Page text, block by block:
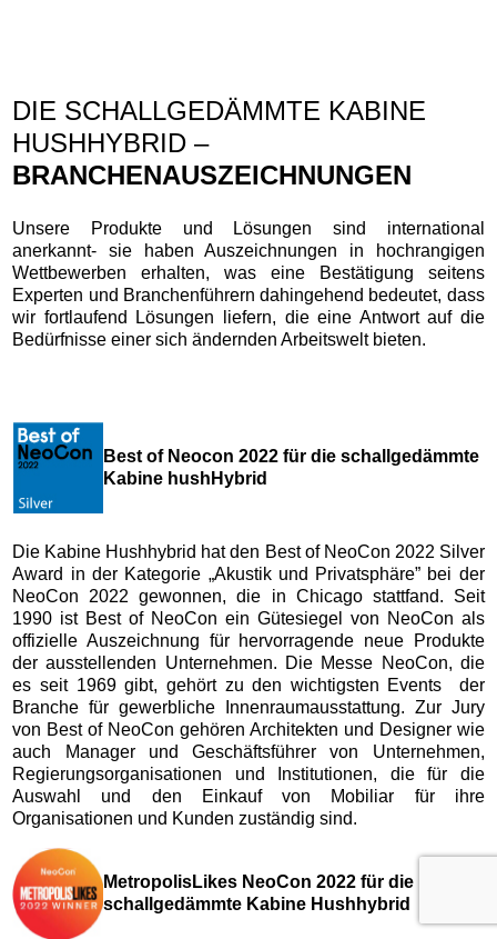
DIE SCHALLGEDÄMMTE KABINE
HUSHHYBRID –
BRANCHENAUSZEICHNUNGEN
Unsere Produkte und Lösungen sind international
anerkannt- sie haben Auszeichnungen in hochrangigen
Wettbewerben erhalten, was eine Bestätigung seitens
Experten und Branchenführern dahingehend bedeutet, dass
wir fortlaufend Lösungen liefern, die eine Antwort auf die
Bedürfnisse einer sich ändernden Arbeitswelt bieten.
Best of Neocon 2022 für die schallgedämmte
Kabine hushHybrid
Die Kabine Hushhybrid hat den Best of NeoCon 2022 Silver
Award in der Kategorie „Akustik und Privatsphäre” bei der
NeoCon 2022 gewonnen, die in Chicago stattfand. Seit
1990 ist Best of NeoCon ein Gütesiegel von NeoCon als
offizielle Auszeichnung für hervorragende neue Produkte
der ausstellenden Unternehmen. Die Messe NeoCon, die
es seit 1969 gibt, gehört zu den wichtigsten Events der
Branche für gewerbliche Innenraumausstattung. Zur Jury
von Best of NeoCon gehören Architekten und Designer wie
auch Manager und Geschäftsführer von Unternehmen,
Regierungsorganisationen und Institutionen, die für die
Auswahl und den Einkauf von Mobiliar für ihre
Organisationen und Kunden zuständig sind.
MetropolisLikes NeoCon 2022 für die
schallgedämmte Kabine Hushhybrid